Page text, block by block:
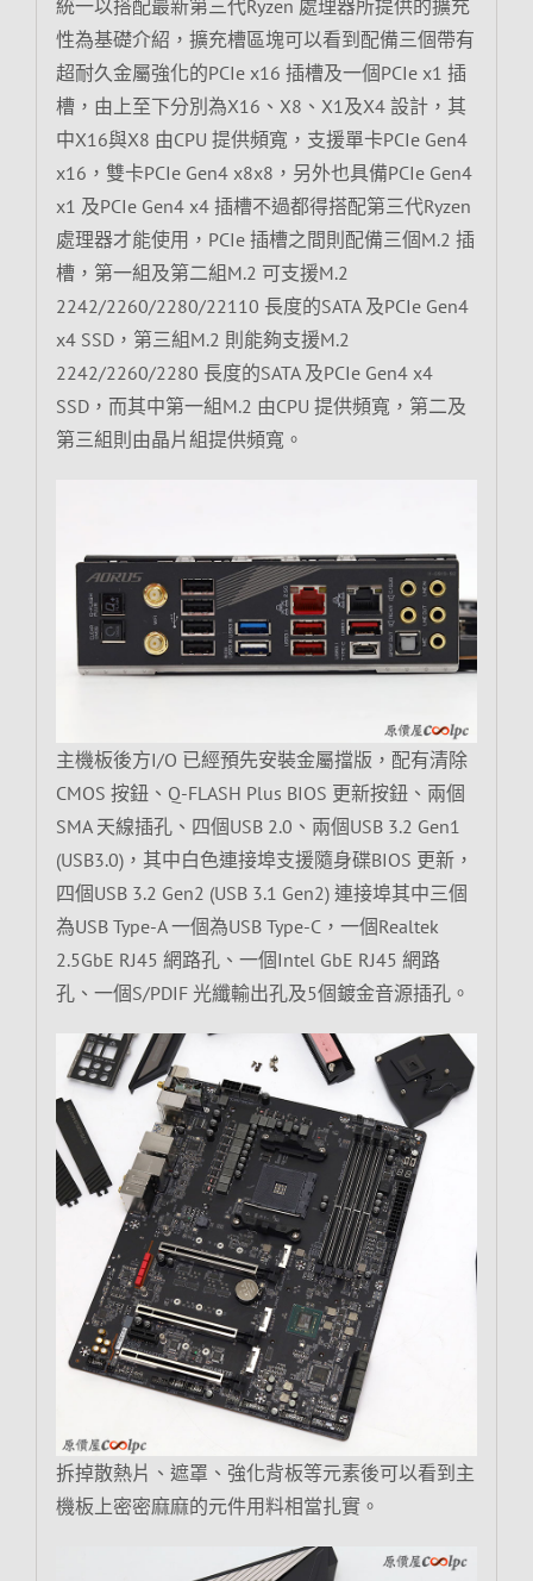
統一以搭配最新第三代Ryzen 處理器所提供的擴充
性為基礎介紹，擴充槽區塊可以看到配備三個帶有
超耐久金屬強化的PCIe x16 插槽及一個PCIe x1 插
槽，由上至下分別為X16、X8、X1及X4 設計，其
中X16與X8 由CPU 提供頻寬，支援單卡PCIe Gen4
x16，雙卡PCIe Gen4 x8x8，另外也具備PCIe Gen4
x1 及PCIe Gen4 x4 插槽不過都得搭配第三代Ryzen
處理器才能使用，PCIe 插槽之間則配備三個M.2 插
槽，第一組及第二組M.2 可支援M.2
2242/2260/2280/22110 長度的SATA 及PCIe Gen4
x4 SSD，第三組M.2 則能夠支援M.2
2242/2260/2280 長度的SATA 及PCIe Gen4 x4
SSD，而其中第一組M.2 由CPU 提供頻寬，第二及
第三組則由晶片組提供頻寬。
主機板後方I/O 已經預先安裝金屬擋版，配有清除
CMOS 按鈕、Q-FLASH Plus BIOS 更新按鈕、兩個
SMA 天線插孔、四個USB 2.0、兩個USB 3.2 Gen1
(USB3.0)，其中白色連接埠支援隨身碟BIOS 更新，
四個USB 3.2 Gen2 (USB 3.1 Gen2) 連接埠其中三個
為USB Type-A 一個為USB Type-C，一個Realtek
2.5GbE RJ45 網路孔、一個Intel GbE RJ45 網路
孔、一個S/PDIF 光纖輸出孔及5個鍍金音源插孔。
拆掉散熱片、遮罩、強化背板等元素後可以看到主
機板上密密麻麻的元件用料相當扎實。